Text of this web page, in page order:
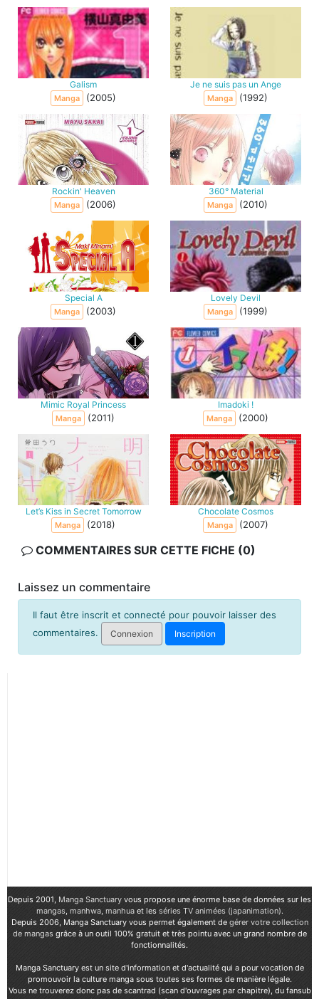
Galism
Manga (2005)
Je ne suis pas un Ange
Manga (1992)
Rockin' Heaven
Manga (2006)
360° Material
Manga (2010)
Special A
Manga (2003)
Lovely Devil
Manga (1999)
Mimic Royal Princess
Manga (2011)
Imadoki !
Manga (2000)
Let’s Kiss in Secret Tomorrow
Manga (2018)
Chocolate Cosmos
Manga (2007)
COMMENTAIRES SUR CETTE FICHE (0)
Laissez un commentaire
Il faut être inscrit et connecté pour pouvoir laisser des
commentaires.
Connexion Inscription
Depuis 2001, Manga Sanctuary vous propose une énorme base de données sur les
mangas, manhwa, manhuaet les séries TV animées (japanimation).
Depuis 2006, Manga Sanctuary vous permet également de gérer votre collection
de mangasgrâce à un outil 100% gratuit et très pointu avec un grand nombre de
fonctionnalités.
Manga Sanctuary est un site d'information et d'actualité qui a pour vocation de
promouvoir la culture manga sous toutes ses formes de manière légale.
Vous ne trouverez donc pas de scantrad (scan d'ouvrages par chapitre), du fansub